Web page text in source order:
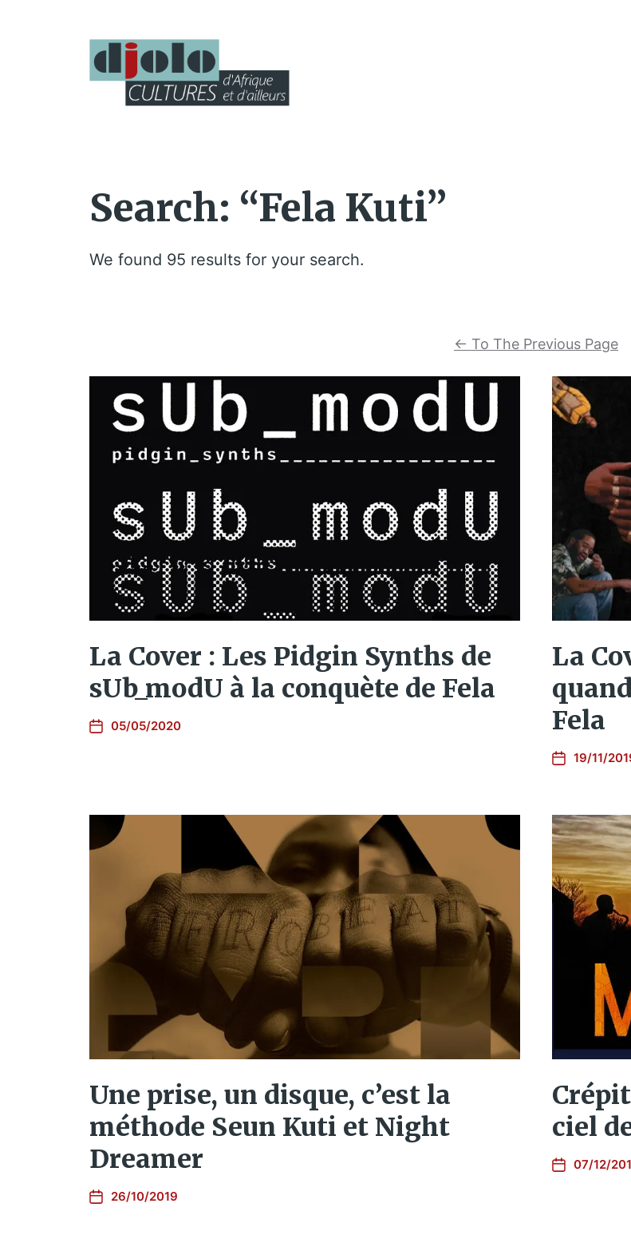
Search: “Fela Kuti”
We found 95 results for your search.
← To The Previous Page
La Cover : Les Pidgin Synths de
sUb_modU à la conquète de Fela
05/05/2020
La
Fela
19/11/
Une prise, un disque, c’est la
méthode Seun Kuti et Night
Dreamer
26/10/2019
ciel
07/12/